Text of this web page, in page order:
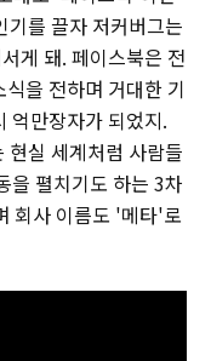
기를 끌자 저커버그는
게 돼. 페이스북은 전
을 전하며 거대한 기
억만장자가 되었지.
현실 세계처럼 사람들
을 펼치기도 하는 3차
회사 이름도 '메타'로